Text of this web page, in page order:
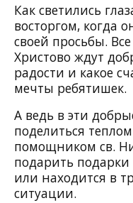
Как светились
восторгом, когда
своей просьбы.
Христово ждут
радости и какое
мечты ребятишек.
А ведь в эти
поделиться
помощником св.
подарить подарки
или находится в
ситуации.